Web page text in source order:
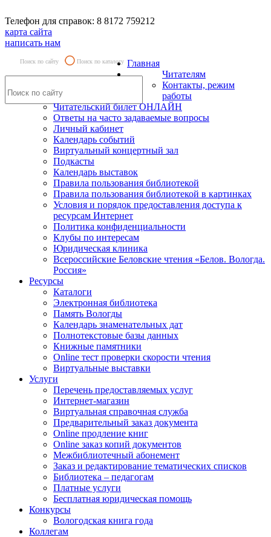
Телефон для справок: 8 8172 759212
карта сайта
написать нам
Поиск по сайту Поиск по каталогу Главная
Читателям
Контакты, режим
работы
Читательский билет ОНЛАЙН
Ответы на часто задаваемые вопросы
Личный кабинет
Календарь событий
Виртуальный концертный зал
Подкасты
Календарь выставок
Правила пользования библиотекой
Правила пользования библиотекой в картинках
Условия и порядок предоставления доступа к
ресурсам Интернет
Политика конфиденциальности
Клубы по интересам
Юридическая клиника
Всероссийские Беловские чтения «Белов. Вологда.
Россия»
Ресурсы
Каталоги
Электронная библиотека
Память Вологды
Календарь знаменательных дат
Полнотекстовые базы данных
Книжные памятники
Online тест проверки скорости чтения
Виртуальные выставки
Услуги
Перечень предоставляемых услуг
Интернет-магазин
Виртуальная справочная служба
Предварительный заказ документа
Online продление книг
Online заказ копий документов
Межбиблиотечный абонемент
Заказ и редактирование тематических списков
Библиотека – педагогам
Платные услуги
Бесплатная юридическая помощь
Конкурсы
Вологодская книга года
Коллегам